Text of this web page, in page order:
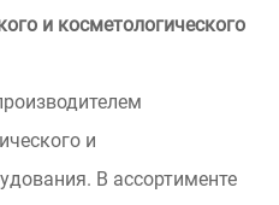
и косметологического
и
В ассортименте